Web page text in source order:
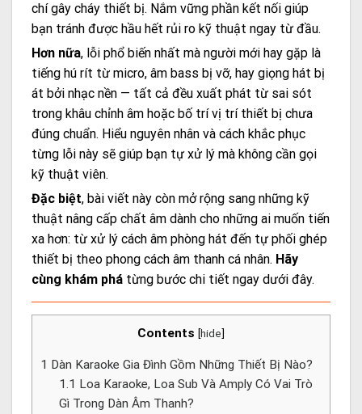
chí gây cháy thiết bị. Nắm vững phần kết nối giúp
bạn tránh được hầu hết rủi ro kỹ thuật ngay từ đầu.
Hơn nữa, lỗi phổ biến nhất mà người mới hay gặp là
tiếng hú rít từ micro, âm bass bị vỡ, hay giọng hát bị
át bởi nhạc nền — tất cả đều xuất phát từ sai sót
trong khâu chỉnh âm hoặc bố trí vị trí thiết bị chưa
đúng chuẩn. Hiểu nguyên nhân và cách khắc phục
từng lỗi này sẽ giúp bạn tự xử lý mà không cần gọi
kỹ thuật viên.
Đặc biệt, bài viết này còn mở rộng sang những kỹ
thuật nâng cấp chất âm dành cho những ai muốn tiến
xa hơn: từ xử lý cách âm phòng hát đến tự phối ghép
thiết bị theo phong cách âm thanh cá nhân. Hãy
cùng khám phá từng bước chi tiết ngay dưới đây.
Contents [hide]
1 Dàn Karaoke Gia Đình Gồm Những Thiết Bị Nào?
1.1 Loa Karaoke, Loa Sub Và Amply Có Vai Trò
Gì Trong Dàn Âm Thanh?